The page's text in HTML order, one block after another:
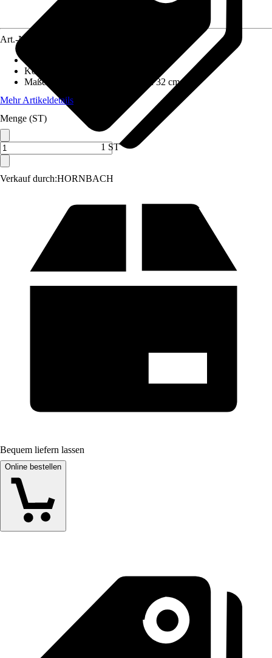
Verkauf durch:HORNBACH
Art.-Nr.
Korpusfarbe
Maße (BxHxT)
30 cm x 83 cm x 32 cm
Mehr Artikeldetails
Menge (ST)
1 ST
Bequem liefern lassen
Online bestellen